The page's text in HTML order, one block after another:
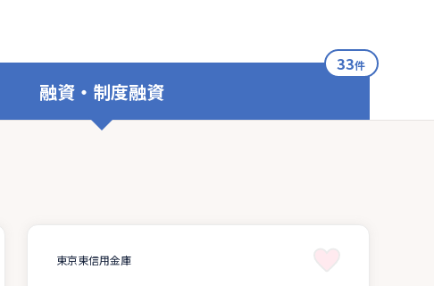
融資・制度融資
33件
東京東信用金庫